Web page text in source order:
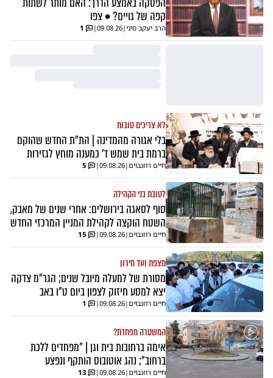
קפה של גויים? • צפו
הרב יעקב סיני|
09.08.26
|
1
לא צריכים טובות
בלי אגורה מהמדינה | הת"ת החדש שהוקם
ברמת בית שמש ד' כמענה מוחץ לגזירות
חיים רוזנבוים|
09.08.26
|
5
לטובת בני הקהילה
סוף לסאגה בירושלים: אחרי שנים של מאבק,
השטח הוקצה לקהילת המניין המרכזי החדש
חיים רוזנבוים|
09.08.26
|
15
מצפת ועד מירון
מסורת של למעלה מיובל שנים; הגר"מ צדקה
יצא למסע חיזוק לצפון ביום ט"ו באב
חיים רוזנבוים|
09.08.26
|
1
המשטרה מפחדת?
אימה ברחובות בית וגן | "מפחדים ללכת
ברחוב"; נהג אוטובוס הותקף ונפצע
חיים רוזנבוים|
09.08.26
|
13